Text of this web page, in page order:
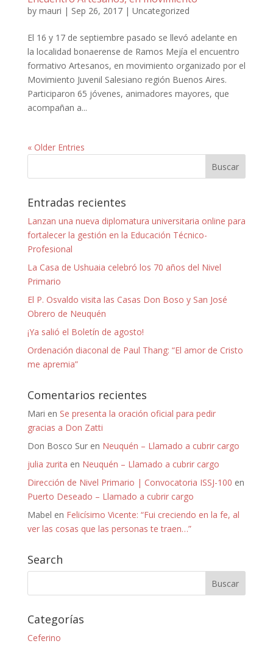
by mauri | Sep 26, 2017| Uncategorized
El 16 y 17 de septiembre pasado se llevó adelante en
la localidad bonaerense de Ramos Mejía el encuentro
formativo Artesanos, en movimiento organizado por el
Movimiento Juvenil Salesiano región Buenos Aires.
Participaron 65 jóvenes, animadores mayores, que
acompañan a...
« Older Entries
Entradas recientes
Lanzan una nueva diplomatura universitaria online para
fortalecer la gestión en la Educación Técnico-
Profesional
La Casa de Ushuaia celebró los 70 años del Nivel
Primario
El P. Osvaldo visita las Casas Don Boso y San José
Obrero de Neuquén
¡Ya salió el Boletín de agosto!
Ordenación diaconal de Paul Thang: “El amor de Cristo
me apremia”
Comentarios recientes
Mari en Se presenta la oración oficial para pedir
gracias a Don Zatti
Don Bosco Suren Neuquén – Llamado a cubrir cargo
julia zurita en Neuquén – Llamado a cubrir cargo
Dirección de Nivel Primario | Convocatoria ISSJ-100 en
Puerto Deseado – Llamado a cubrir cargo
Mabel en Felicísimo Vicente: “Fui creciendo en la fe, al
ver las cosas que las personas te traen…”
Search
Categorías
Ceferino